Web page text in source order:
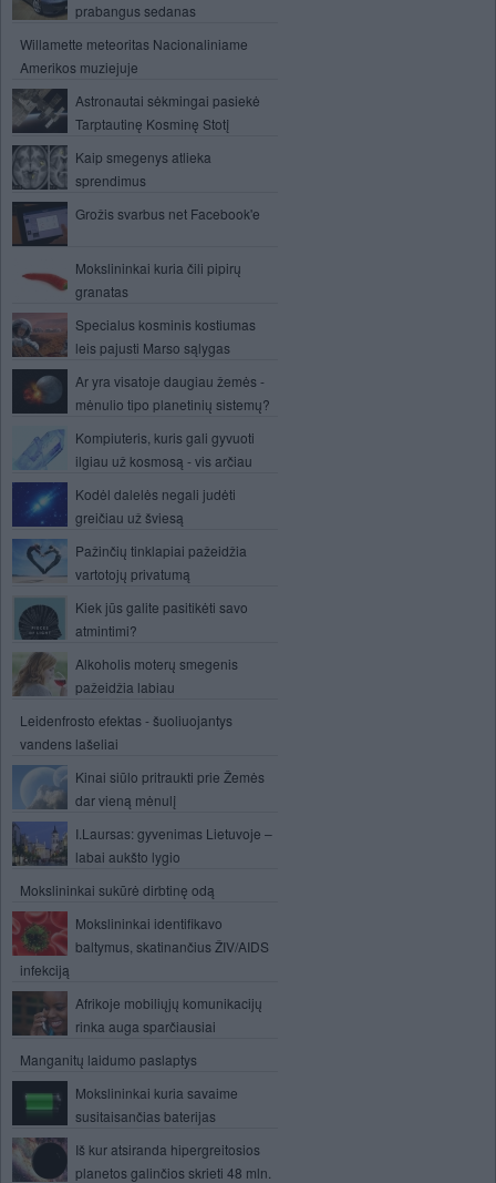
prabangus sedanas
Willamette meteoritas Nacionaliniame
Amerikos muziejuje
Astronautai sėkmingai pasiekė
Tarptautinę Kosminę Stotį
Kaip smegenys atlieka
sprendimus
Grožis svarbus net Facebook'e
Mokslininkai kuria čili pipirų
granatas
Specialus kosminis kostiumas
leis pajusti Marso sąlygas
Ar yra visatoje daugiau žemės -
mėnulio tipo planetinių sistemų?
Kompiuteris, kuris gali gyvuoti
ilgiau už kosmosą - vis arčiau
Kodėl dalelės negali judėti
greičiau už šviesą
Pažinčių tinklapiai pažeidžia
vartotojų privatumą
Kiek jūs galite pasitikėti savo
atmintimi?
Alkoholis moterų smegenis
pažeidžia labiau
Leidenfrosto efektas - šuoliuojantys
vandens lašeliai
Kinai siūlo pritraukti prie Žemės
dar vieną mėnulį
I.Laursas: gyvenimas Lietuvoje –
labai aukšto lygio
Mokslininkai sukūrė dirbtinę odą
Mokslininkai identifikavo
baltymus, skatinančius ŽIV/AIDS
infekciją
Afrikoje mobiliųjų komunikacijų
rinka auga sparčiausiai
Manganitų laidumo paslaptys
Mokslininkai kuria savaime
susitaisančias baterijas
Iš kur atsiranda hipergreitosios
planetos galinčios skrieti 48 mln.